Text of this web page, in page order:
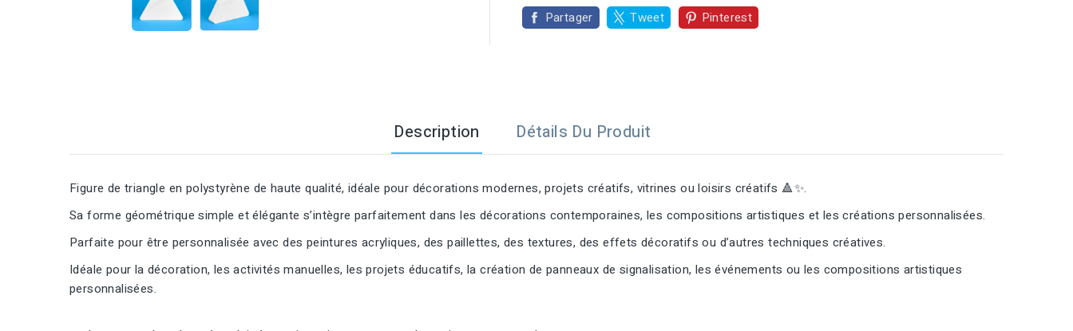
Partager Tweet Pinterest
Description Détails Du Produit
Figure de triangle en polystyrène de haute qualité, idéale pour décorations modernes, projets créatifs, vitrines ou loisirs créatifs 🔺✨.
Sa forme géométrique simple et élégante s’intègre parfaitement dans les décorations contemporaines, les compositions artistiques et les créations personnalisées.
Parfaite pour être personnalisée avec des peintures acryliques, des paillettes, des textures, des effets décoratifs ou d’autres techniques créatives.
Idéale pour la décoration, les activités manuelles, les projets éducatifs, la création de panneaux de signalisation, les événements ou les compositions artistiques
personnalisées.